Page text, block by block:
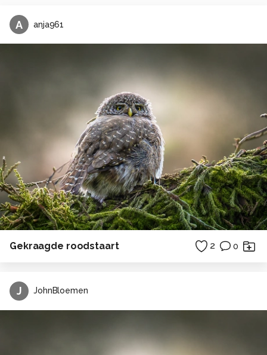
A anja961
Gekraagde roodstaart 2 0
J JohnBloemen